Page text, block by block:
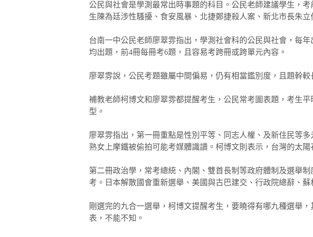
公民與社會是學測最常出時事題的科目。公民老師建議學生，
生陳為廷涉性騷擾、食安風暴、北捷鄭捷殺人案、新北市長朱
台南一中公民老師廖翠雰指出，學測社會科的公民與社會，每
均出題，前4冊每冊考6題，且容易考跨冊或跨單元內容。
廖翠雰說，公民考題雖屬中間偏易，仍有相當鑑別度，且題幹
補教老師柯博文和廖翠雰都提醒考生，公民常考圖表題，考生
型。
廖翠雰指出，第一冊重點是性別平等、同志人權、及新住民等
熟女上摩鐵被偷拍可能考媒體識讀。柯博文則表示，台灣的太
第二冊政治學，常考總統、內閣、雙首長制等政府體制及選舉
考。日本解散國會重新選舉、美國與古巴建交、行政院總辭、蘇
剛選完的九合一選舉，柯博文提醒考生，要曉得有哪九種選舉
表，不能不知。